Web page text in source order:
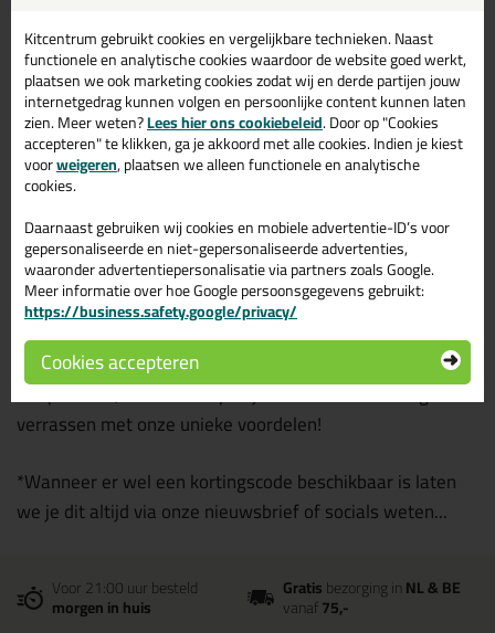
Siliconenkit
Acrylaatkit
Beglazingskit
Montagekit
Overige
Purschuim
Schildersmaterialen
Banden en Tapes
Verwerkingsmateriaal
Dus sorry, geen kortingscode voor jou als lijmXpert en
kitXpert hier, maar we hopen je desondanks te mogen
verrassen met onze unieke voordelen!
*Wanneer er wel een kortingscode beschikbaar is laten
we je dit altijd via onze nieuwsbrief of socials weten...
Voor 21:00 uur besteld
morgen in huis
Gratisbezorging inNL & BE
vanaf75,-
Kitcentrum gebruikt cookies en vergelijkbare technieken. Naast
functionele en analytische cookies waardoor de website goed werkt,
plaatsen we ook marketing cookies zodat wij en derde partijen jouw
internetgedrag kunnen volgen en persoonlijke content kunnen laten
zien. Meer weten?Lees hier ons cookiebeleid. Door op "Cookies
accepteren" te klikken, ga je akkoord met alle cookies. Indien je kiest
voorweigeren, plaatsen we alleen functionele en analytische
cookies.
Daarnaast gebruiken wij cookies en mobiele advertentie-ID’s voor
gepersonaliseerde en niet-gepersonaliseerde advertenties,
waaronder advertentiepersonalisatie via partners zoals Google.
Meer informatie over hoe Google persoonsgegevens gebruikt:
https://business.safety.google/privacy/
Cookies accepteren